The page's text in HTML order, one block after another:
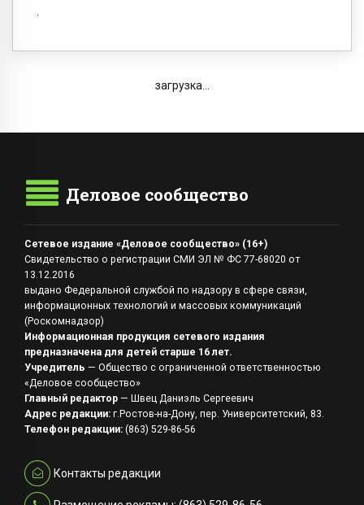
загрузка...
Деловое сообщество
Сетевое издание «Деловое сообщество» (16+)
Свидетельство о регистрации СМИ ЭЛ № ФС 77-68020 от
13.12.2016
выдано Федеральной службой по надзору в сфере связи,
информационных технологий и массовых коммуникаций
(Роскомнадзор)
Информационная продукция сетевого издания
предназначена для детей старше 16 лет.
Учредитель — Общество с ограниченной ответственностью
«Деловое сообщество»
Главный редактор — Швец Даниэль Сергеевич
Адрес редакции: г.Ростов-на-Дону, пер. Университетский, 83.
Телефон редакции: (863) 529-86-56
Контакты редакции